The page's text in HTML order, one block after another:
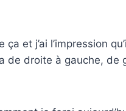
ça et j’ai l’impression
de droite à gauche,